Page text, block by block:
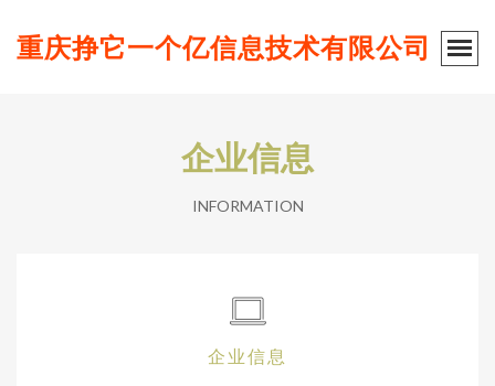
重庆挣它一个亿信息技术有限公司
企业信息
INFORMATION
企业信息